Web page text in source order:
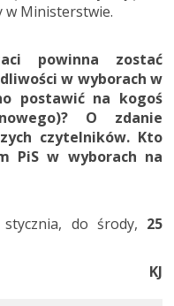
w Ministerstwie.
powinna zostać
w wyborach w
postawić na kogoś
O zdanie
czytelników. Kto
PiS w wyborach na
do środy, 25
KJ